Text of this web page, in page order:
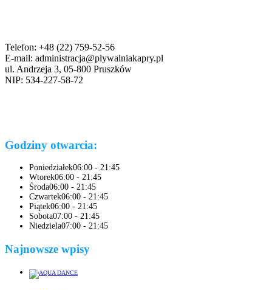
Telefon: +48 (22) 759-52-56
E-mail: administracja@plywalniakapry.pl
ul. Andrzeja 3, 05-800 Pruszków
NIP: 534-227-58-72
Godziny otwarcia:
Poniedziałek06:00 - 21:45
Wtorek06:00 - 21:45
Środa06:00 - 21:45
Czwartek06:00 - 21:45
Piątek06:00 - 21:45
Sobota07:00 - 21:45
Niedziela07:00 - 21:45
Najnowsze wpisy